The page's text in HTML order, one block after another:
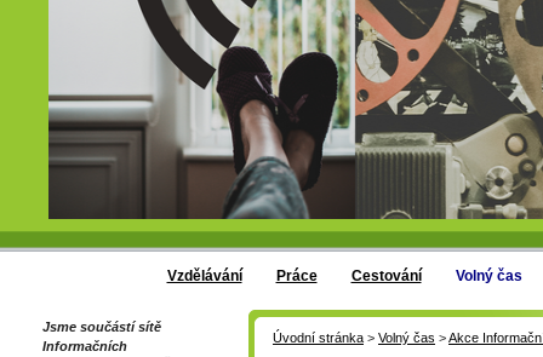
Vzdělávání Práce Cestování Volný čas
Jsme součástí sítě
Informačních
Úvodní stránka > Volný čas >Akce